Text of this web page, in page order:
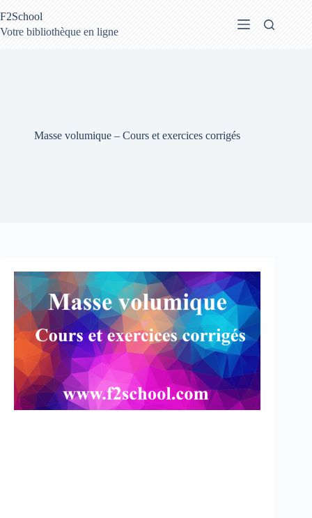
au
contenu
F2School
Votre bibliothèque en ligne
Masse volumique – Cours et exercices corrigés